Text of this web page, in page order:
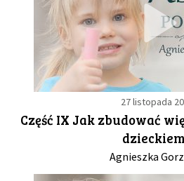
27 listopada
Część IX Jak zbudować
Agnieszka